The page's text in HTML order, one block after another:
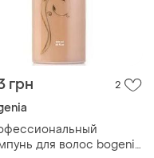
грн 2
для волос bogenia